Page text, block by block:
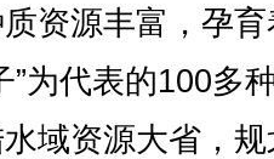
资源丰富，孕育
”为代表的100多
域资源大省，